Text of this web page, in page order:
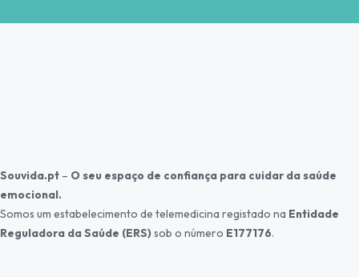
Souvida.pt – O seu espaço de confiança para cuidar da saúde
emocional.
Somos um estabelecimento de telemedicina registado na Entidade
Reguladora da Saúde (ERS) sob o número E177176.